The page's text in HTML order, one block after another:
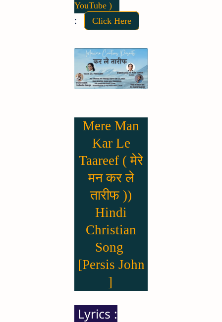
YouTube )
: Click Here
Mere Man
Kar Le
Taareef ( मेरे
मन कर ले
तारीफ ))
Hindi
Christian
Song
[Persis John
]
Lyrics :